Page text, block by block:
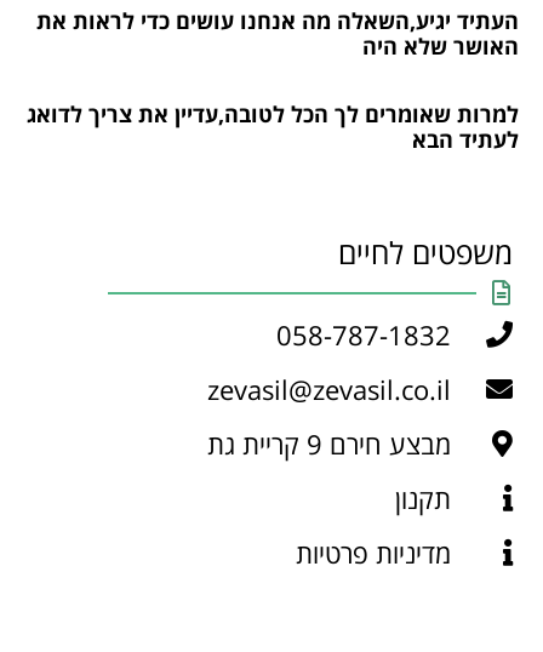
העתיד יגיע,השאלה מה אנחנו עושים כדי לראות את
האושר שלא היה
למרות שאומרים לך הכל לטובה,עדיין את צריך לדואג
לעתיד הבא
משפטים לחיים
058-787-1832
zevasil@zevasil.co.il
מבצע חירם 9 קריית גת
תקנון
מדיניות פרטיות